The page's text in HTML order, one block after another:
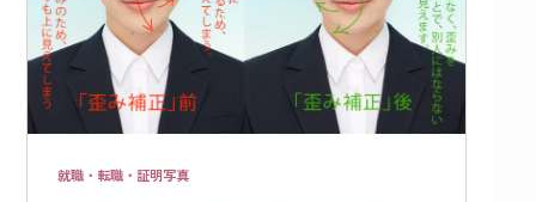
就職・転職・証明写真